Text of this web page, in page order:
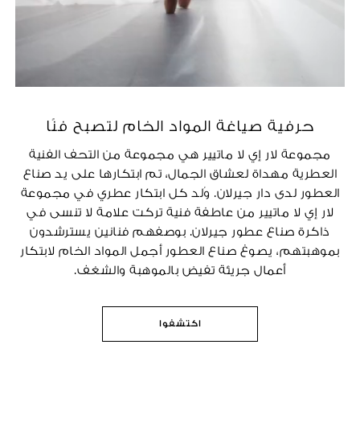
حرفية صياغة المواد الخام لتصبح فنًا
مجموعة لار إي لا ماتيير هي مجموعة من التحف الفنية
العطرية مهداة لعشاق الجمال، تم ابتكارها على يد صناع
العطور لدى دار جيرلان. وُلد كل ابتكار عطري في مجموعة
لار إي لا ماتيير من عاطفة فنية تركت علامة لا تنسى في
ذاكرة صناع عطور جيرلان. بوصفهم فنانين يسترشدون
بموهبتهم، يصوغ صناع العطور أجمل المواد الخام لابتكار
أعمال جريئة تفيض بالموهبة والشغف.
اكتشفوا